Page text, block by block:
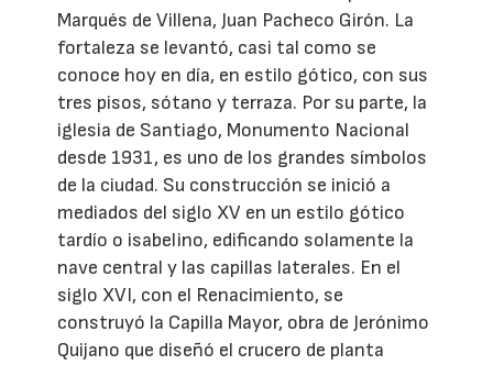
Marqués de Villena, Juan Pacheco Girón. La
fortaleza se levantó, casi tal como se
conoce hoy en día, en estilo gótico, con sus
tres pisos, sótano y terraza. Por su parte, la
iglesia de Santiago, Monumento Nacional
desde 1931, es uno de los grandes símbolos
de la ciudad. Su construcción se inició a
mediados del siglo XV en un estilo gótico
tardío o isabelino, edificando solamente la
nave central y las capillas laterales. En el
siglo XVI, con el Renacimiento, se
construyó la Capilla Mayor, obra de Jerónimo
Quijano que diseñó el crucero de planta